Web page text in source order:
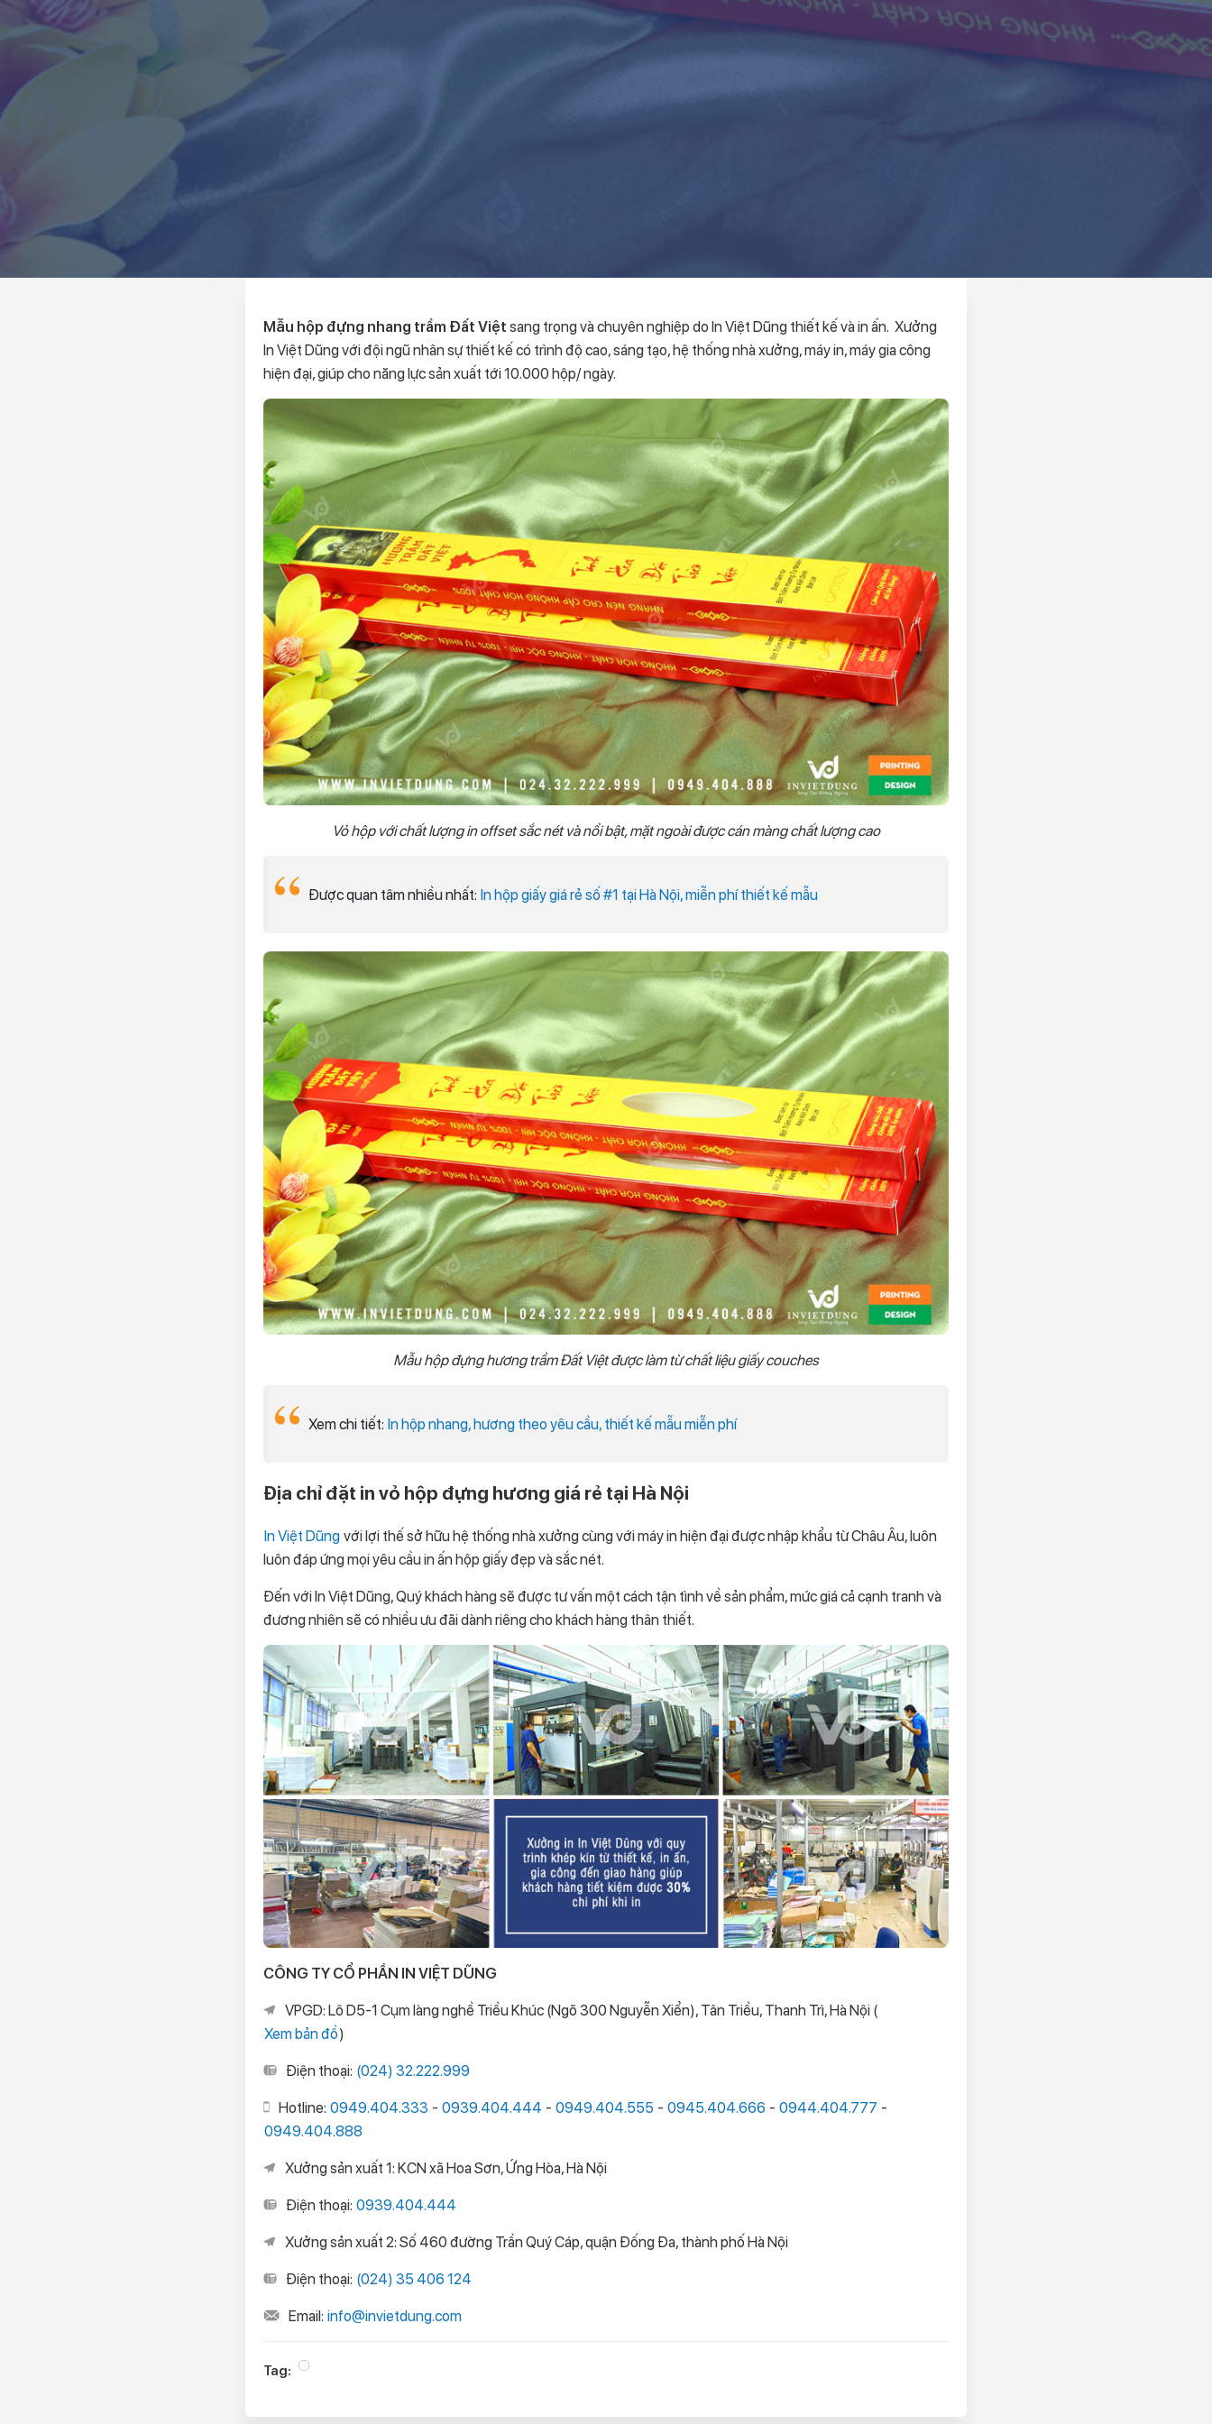
Mẫu hộp đựng nhang trầm Đất Việt sang trọng và chuyên nghiệp do In Việt Dũng thiết kế và in ấn. Xưởng
In Việt Dũng với đội ngũ nhân sự thiết kế có trình độ cao, sáng tạo, hệ thống nhà xưởng, máy in, máy gia công
hiện đại, giúp cho năng lực sản xuất tới 10.000 hộp/ ngày.
Vỏ hộp với chất lượng in offset sắc nét và nổi bật, mặt ngoài được cán màng chất lượng cao
Được quan tâm nhiều nhất: In hộp giấy giá rẻ số #1 tại Hà Nội, miễn phí thiết kế mẫu
Mẫu hộp đựng hương trầm Đất Việt được làm từ chất liệu giấy couches
Xem chi tiết: In hộp nhang, hương theo yêu cầu, thiết kế mẫu miễn phí
Địa chỉ đặt in vỏ hộp đựng hương giá rẻ tại Hà Nội
In Việt Dũng với lợi thế sở hữu hệ thống nhà xưởng cùng với máy in hiện đại được nhập khẩu từ Châu Âu, luôn
luôn đáp ứng mọi yêu cầu in ấn hộp giấy đẹp và sắc nét.
Đến với In Việt Dũng, Quý khách hàng sẽ được tư vấn một cách tận tình về sản phẩm, mức giá cả cạnh tranh và
đương nhiên sẽ có nhiều ưu đãi dành riêng cho khách hàng thân thiết.
CÔNG TY CỔ PHẦN IN VIỆT DŨNG
VPGD: Lô D5-1 Cụm làng nghề Triều Khúc (Ngõ 300 Nguyễn Xiển), Tân Triều, Thanh Trì, Hà Nội (
Xem bản đồ)
Điện thoại: (024) 32.222.999
Hotline: 0949.404.333 - 0939.404.444 - 0949.404.555 - 0945.404.666 - 0944.404.777 -
0949.404.888
Xưởng sản xuất 1: KCN xã Hoa Sơn, Ứng Hòa, Hà Nội
Điện thoại: 0939.404.444
Xưởng sản xuất 2: Số 460 đường Trần Quý Cáp, quận Đống Đa, thành phố Hà Nội
Điện thoại: (024) 35 406 124
Email: info@invietdung.com
Tag: